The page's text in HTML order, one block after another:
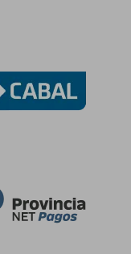
dcto. $